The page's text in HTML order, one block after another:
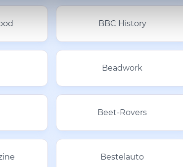
BBC History
Beadwork
Beet-Rovers
Bestelauto